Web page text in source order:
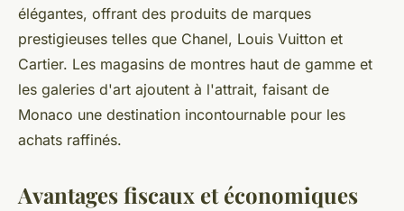
élégantes, offrant des produits de marques
prestigieuses telles que Chanel, Louis Vuitton et
Cartier. Les magasins de montres haut de gamme et
les galeries d'art ajoutent à l'attrait, faisant de
Monaco une destination incontournable pour les
achats raffinés.
Avantages fiscaux et économiques